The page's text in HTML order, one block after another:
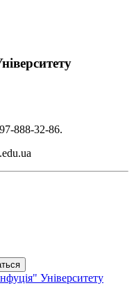
888-32-86.
Університету